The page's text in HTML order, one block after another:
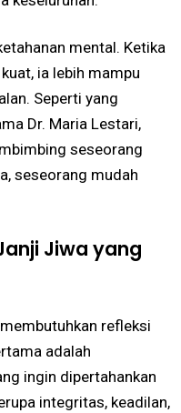
mental. Ketika
ia lebih mampu
Seperti yang
Dr. Maria Lestari,
seseorang
seseorang mudah
Jiwa yang
refleksi
adalah
ingin dipertahankan
integritas, keadilan,